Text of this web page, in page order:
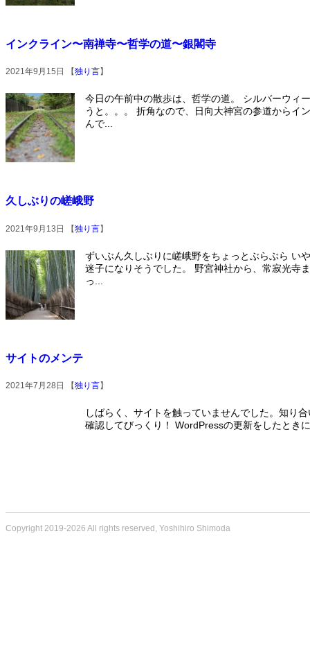
インクライン〜南禅寺〜哲学の道〜銀閣寺
2021年9月15日 【独り言】
今日の午前中の散歩は、哲学の道。 シルバーウィ
うと。。。 折角なので、日向大神宮の参道からイ
んで...
久しぶりの嵯峨野
2021年9月13日 【独り言】
ずいぶん久しぶりに嵯峨野をちょっとぶらぶら い
迷子になりそうでした。 野宮神社から、常寂光寺
っ...
サイトのメンテ
2021年7月28日 【独り言】
しばらく、サイトを触っていませんでした。知り
確認してびっくり！ WordPressの更新をしたとき
Copyright 2019-2026 All rights reserved, Yoshihiro Shimoda